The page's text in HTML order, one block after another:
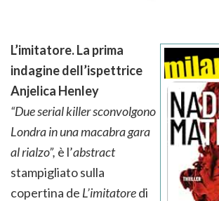
L’imitatore. La prima
indagine dell’ispettrice
Anjelica Henley
“Due serial killer sconvolgono
Londra in una macabra gara
al rialzo”, è l’abstract
stampigliato sulla
copertina de L’imitatoredi